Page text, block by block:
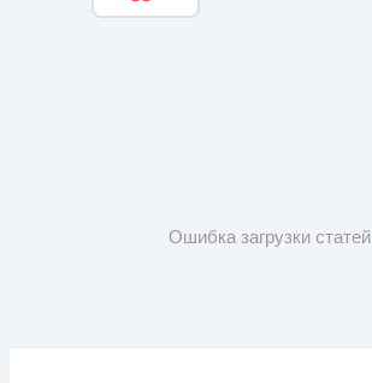
Ошибка загрузки статей